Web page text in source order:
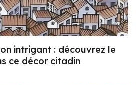
intrigant : découvrez le
ce décor citadin